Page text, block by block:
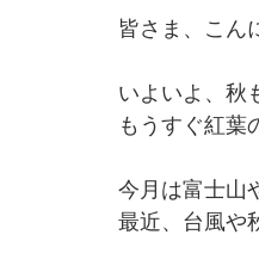
皆さま、こん
いよいよ、秋
もうすぐ紅葉
今月は富士山
最近、台風や